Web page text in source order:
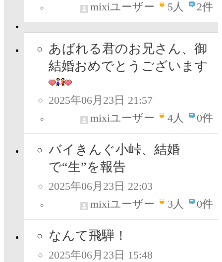
mixiユーザー
5人 2件
あばれる君のお兄さん、御
結婚おめでとうございます
2025年06月23日 21:57
mixiユーザー
4人 0件
バイきんぐ小峠、結婚
で“生”を報告
2025年06月23日 22:03
mixiユーザー
3人 0件
なんて飛騨！
2025年06月23日 15:48